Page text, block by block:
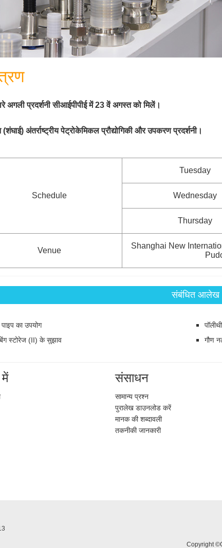
अगली प्रदर्शनी सीआईपीपीई में 23 वें अगस्त को मिलें।
अंतर्राष्ट्रीय पेट्रोकेमिकल प्रौद्योगिकी और उपकरण प्रदर्शनी।
Schedule
Tuesday
Wednesday
Thursday
Venue
Shanghai New
संबंधित आलेख
का उपयोग
स्टोरेज (II) के सुझाव
गौण
में संसाधन
सामान्य प्रश्न
पुरालेख डाउनलोड करें
मानक की शब्दावली
तकनीकी जानकारी
Copyright